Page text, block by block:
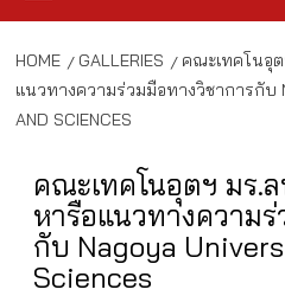
HOME GALLERIES
คณะเทคโนอุ
แนวทางความร่วมมือทางวิชาการกับ
AND SCIENCES
คณะเทคโนอุตฯ มร.
หารือแนวทางความ
กับ Nagoya
Sciences